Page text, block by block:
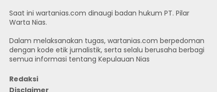
Saat ini wartanias.com dinaugi badan hukum PT. Pilar
Warta Nias.
Dalam melaksanakan tugas, wartanias.com berpedoman
dengan kode etik jurnalistik, serta selalu berusaha berbagi
semua informasi tentang Kepulauan Nias
Redaksi